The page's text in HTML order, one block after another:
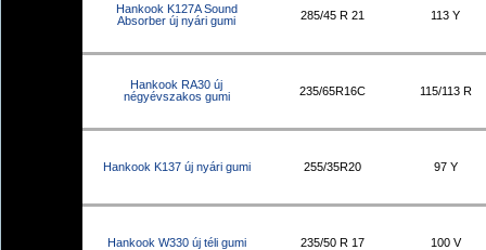
Hankook K127A Sound
Absorber új nyári gumi
285/45 R 21 113 Y
Hankook RA30 új
négyévszakos gumi
235/65R16C 115/113 R
Hankook K137 új nyári gumi 255/35R20 97 Y
Hankook W330 új téli gumi 235/50 R 17 100 V